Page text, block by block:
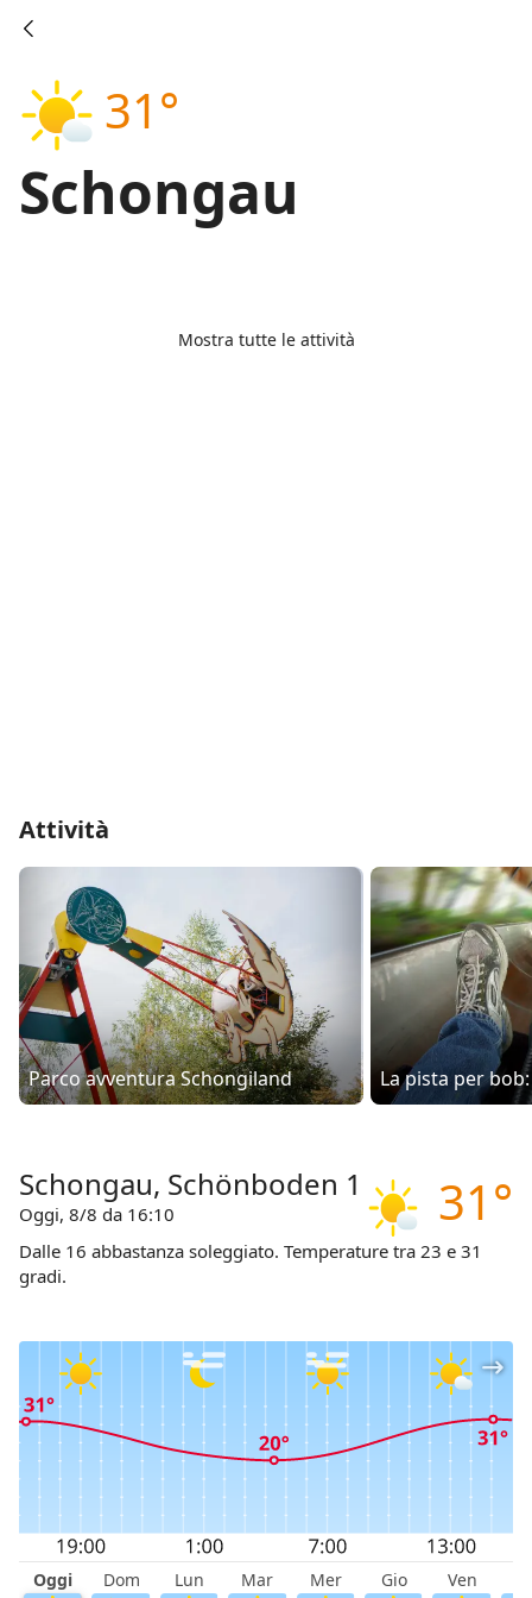
31°
Schongau
Mostra tutte le attività
Attività
Parco avventura Schongiland La pista per
31°
Schongau, Schönboden 1
Oggi, 8/8 da 16:10
Dalle 16 abbastanza soleggiato. Temperature tra 23 e 31
gradi.
Oggi Dom Lun Mar Mer Gio Ven